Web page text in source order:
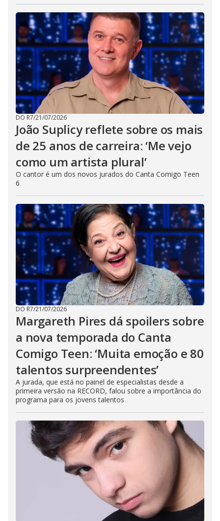
DO R7/21/07/2026
João Suplicy reflete sobre os mais
de 25 anos de carreira: ‘Me vejo
como um artista plural’
O cantor é um dos novos jurados do Canta Comigo Teen
6
DO R7/21/07/2026
Margareth Pires dá spoilers sobre
a nova temporada do Canta
Comigo Teen: ‘Muita emoção e 80
talentos surpreendentes’
A jurada, que está no painel de especialistas desde a
primeira versão na RECORD, falou sobre a importância do
programa para os jovens talentos